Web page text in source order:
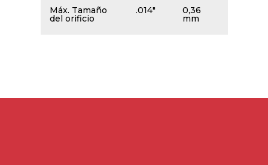
Máx. Tamaño
del orificio
.014″ 0,36
mm